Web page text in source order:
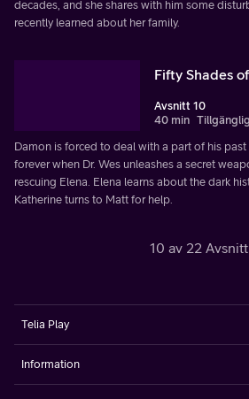
decades, and she shares with him some
recently learned about her family.
Fifty Shades
Avsnitt 10
40 min
Damon is forced to deal with a part of his
forever when Dr. Wes unleashes a secret
rescuing Elena. Elena learns about the dark
Katherine turns to Matt for help.
10 av 22 Avsnitt
Telia Play
Information